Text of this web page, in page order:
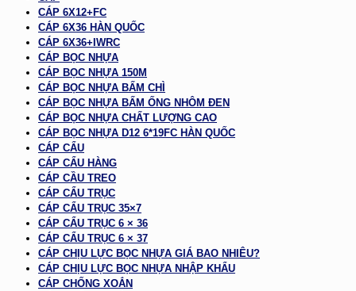
CÁP 6X12+FC
CÁP 6X36 HÀN QUỐC
CÁP 6X36+IWRC
CÁP BỌC NHỰA
CÁP BỌC NHỰA 150M
CÁP BỌC NHỰA BẤM CHÌ
CÁP BỌC NHỰA BẤM ỐNG NHÔM ĐEN
CÁP BỌC NHỰA CHẤT LƯỢNG CAO
CÁP BỌC NHỰA D12 6*19FC HÀN QUỐC
CÁP CẨU
CÁP CẨU HÀNG
CÁP CẦU TREO
CÁP CẨU TRỤC
CÁP CẨU TRỤC 35×7
CÁP CẨU TRỤC 6 × 36
CÁP CẨU TRỤC 6 × 37
CÁP CHỊU LỰC BỌC NHỰA GIÁ BAO NHIÊU?
CÁP CHỊU LỰC BỌC NHỰA NHẬP KHẨU
CÁP CHỐNG XOẮN